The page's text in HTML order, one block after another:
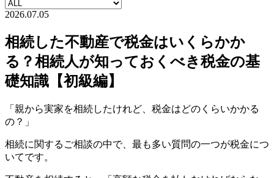
2026.07.05
相続した不動産で税金はいくらかか
る？相続人が知っておくべき税金の基
礎知識【初級編】
「親から実家を相続したけれど、税金はどのくらいかかる
の？」
相続に関するご相談の中で、最も多い質問の一つが税金につ
いてです。